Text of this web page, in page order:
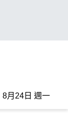
8月24日 週一